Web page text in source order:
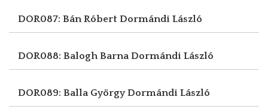
DOR087: Bán Róbert Dormándi László
DOR088: Balogh BarnaDormándi László
DOR089: Balla GyörgyDormándi László